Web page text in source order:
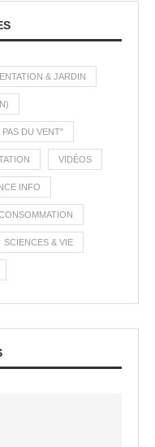
& JARDIN
DU VENT"
VIDÉOS
INFO
SCIENCES & VIE